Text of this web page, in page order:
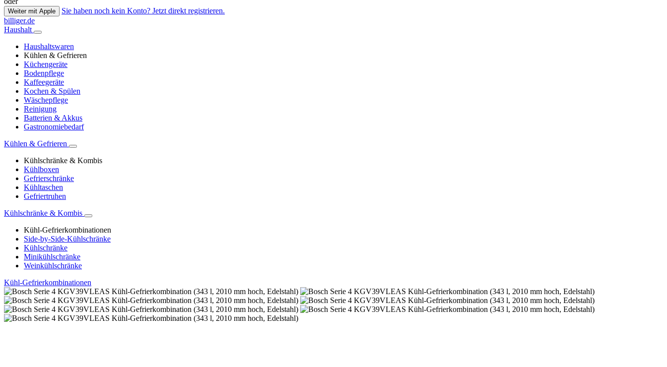
Weiter mit Apple
Sie haben noch kein Konto? Jetzt direkt registrieren.
billiger.de
Haushalt
Haushaltswaren
Kühlen & Gefrieren
Küchengeräte
Bodenpflege
Kaffeegeräte
Kochen & Spülen
Wäschepflege
Reinigung
Batterien & Akkus
Gastronomiebedarf
Kühlen & Gefrieren
Kühlschränke & Kombis
Kühlboxen
Gefrierschränke
Kühltaschen
Gefriertruhen
Kühlschränke & Kombis
Kühl-Gefrierkombinationen
Side-by-Side-Kühlschränke
Kühlschränke
Minikühlschränke
Weinkühlschränke
Kühl-Gefrierkombinationen